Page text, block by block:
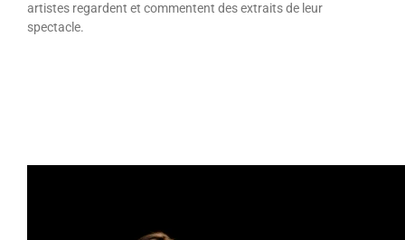
artistes regardent et commentent des extraits de leur
spectacle.